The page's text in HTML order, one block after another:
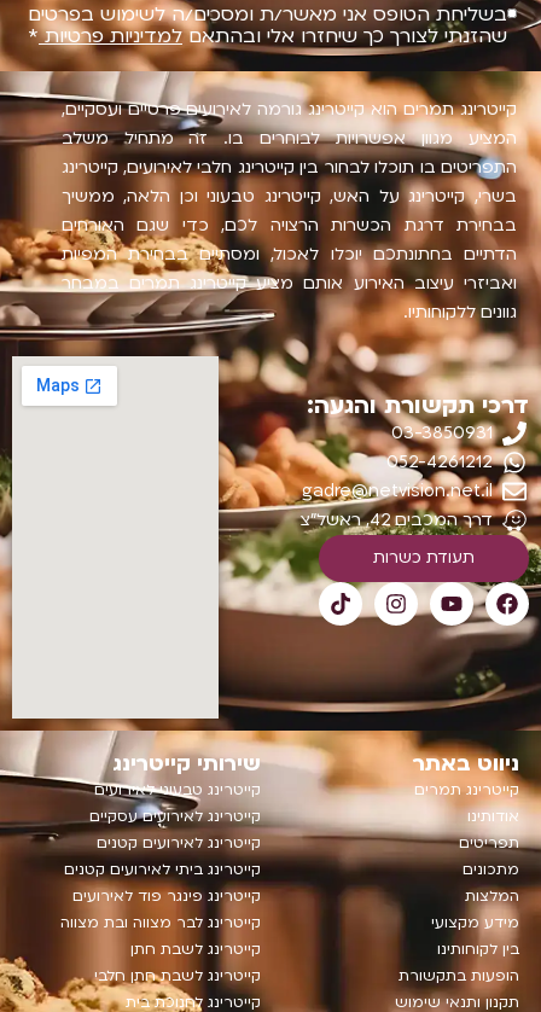
בשליחת הטופס אני מאשר/ת ומסכים/ה לשימוש בפרטים
שהזנתי לצורך כך שיחזרו אלי ובהתאםלמדיניות פרטיות*
קייטרינג תמרים הוא קייטרינג גורמה לאירועים פרטיים ועסקיים,
המציע מגוון אפשרויות לבוחרים בו. זה מתחיל משלב
התפריטים בו תוכלו לבחור בין קייטרינג חלבי לאירועים, קייטרינג
בשרי, קייטרינג על האש, קייטרינג טבעוני וכן הלאה, ממשיך
בבחירת דרגת הכשרות הרצויה לכם, כדי שגם האורחים
הדתיים בחתונתכם יוכלו לאכול, ומסתיים בבחירת המפיות
ואביזרי עיצוב האירוע אותם מציע קייטרינג תמרים במבחר
גוונים ללקוחותיו.
דרכי תקשורת והגעה:
03-3850931
052-4261212
gadre@netvision.net.il
דרך המכבים 42, ראשל"צ
תעודת כשרות
ניווט באתר
קייטרינג תמרים
אודותינו
תפריטים
מתכונים
המלצות
מידע מקצועי
בין לקוחותינו
הופעות בתקשורת
תקנון ותנאי שימוש
שירותי קייטרינג
קייטרינג טבעוני לאירועים
קייטרינג לאירועים עסקיים
‫קייטרינג לאירועים קטנים‬
קייטרינג ביתי לאירועים קטנים
קייטרינג פינגר פוד לאירועים
קייטרינג לבר מצווה ובת מצווה
קייטרינג לשבת חתן
קייטרינג לשבת חתן חלבי
קייטרינג לחנוכת בית